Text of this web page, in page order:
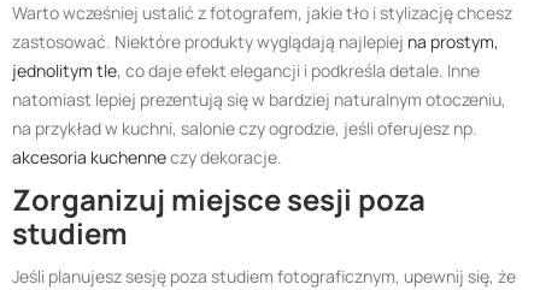
Warto wcześniej ustalić z fotografem, jakie tło i stylizację chcesz
zastosować. Niektóre produkty wyglądają najlepiej na prostym,
jednolitym tle, co daje efekt elegancji i podkreśla detale. Inne
natomiast lepiej prezentują się w bardziej naturalnym otoczeniu,
na przykład w kuchni, salonie czy ogrodzie, jeśli oferujesz np.
akcesoria kuchenneczy dekoracje.
Zorganizuj miejsce sesji poza
studiem
Jeśli planujesz sesję poza studiem fotograficznym, upewnij się, że